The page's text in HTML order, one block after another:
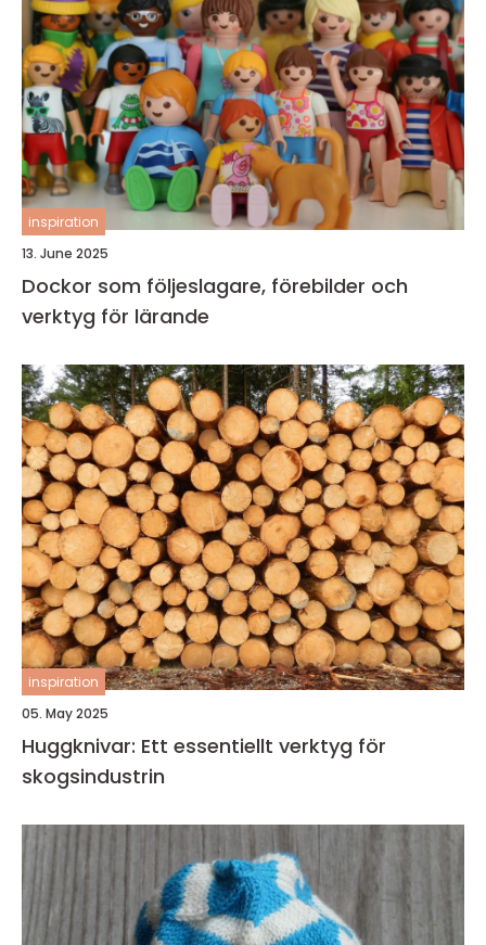
inspiration
13. June 2025
Dockor som följeslagare, förebilder och
verktyg för lärande
inspiration
05. May 2025
Huggknivar: Ett essentiellt verktyg för
skogsindustrin